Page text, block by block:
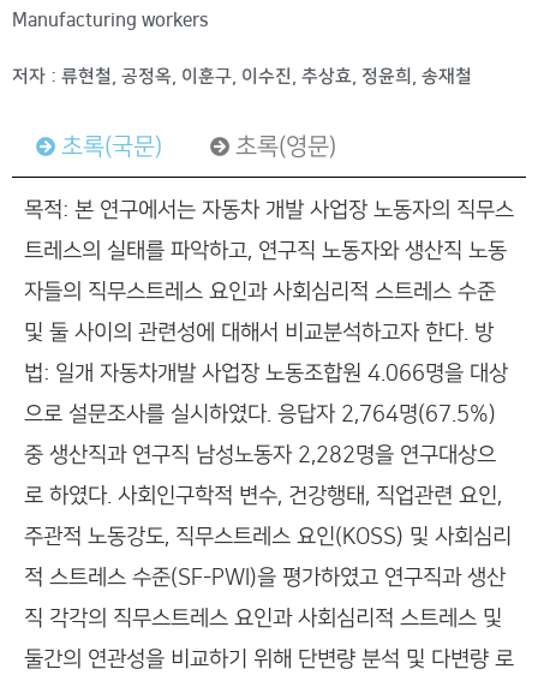
Manufacturing workers
저자 : 류현철, 공정옥, 이훈구, 이수진, 추상효, 정윤희, 송재철
초록(국문) 초록(영문)
목적: 본 연구에서는 자동차 개발 사업장 노동자의 직무스
트레스의 실태를 파악하고, 연구직 노동자와 생산직 노동
자들의 직무스트레스 요인과 사회심리적 스트레스 수준
및 둘 사이의 관련성에 대해서 비교분석하고자 한다. 방
법: 일개 자동차개발 사업장 노동조합원 4.066명을 대상
으로 설문조사를 실시하였다. 응답자 2,764명(67.5%)
중 생산직과 연구직 남성노동자 2,282명을 연구대상으
로 하였다. 사회인구학적 변수, 건강행태, 직업관련 요인,
주관적 노동강도, 직무스트레스 요인(KOSS) 및 사회심리
적 스트레스 수준(SF-PWI)을 평가하였고 연구직과 생산
직 각각의 직무스트레스 요인과 사회심리적 스트레스 및
둘간의 연관성을 비교하기 위해 단변량 분석 및 다변량 로